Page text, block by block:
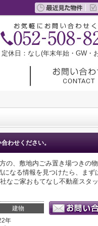
定休日：なし(年末年始・GW・
わせください。
の、敷地内ごみ置き場つきの
なる情報を見つけたら、まず
なご家おもてなし不動産スタ
建物
年